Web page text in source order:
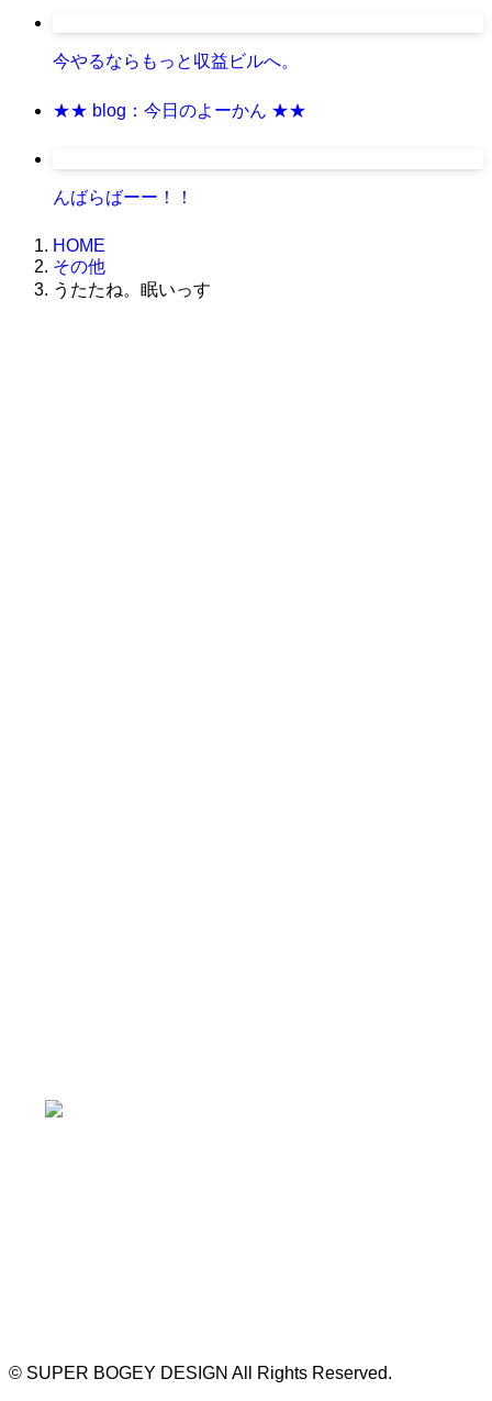
今やるならもっと収益ビルへ。
★★ blog：今日のよーかん ★★
んばらばーー！！
HOME
その他
うたたね。眠いっす
© SUPER BOGEY DESIGN All Rights Reserved.